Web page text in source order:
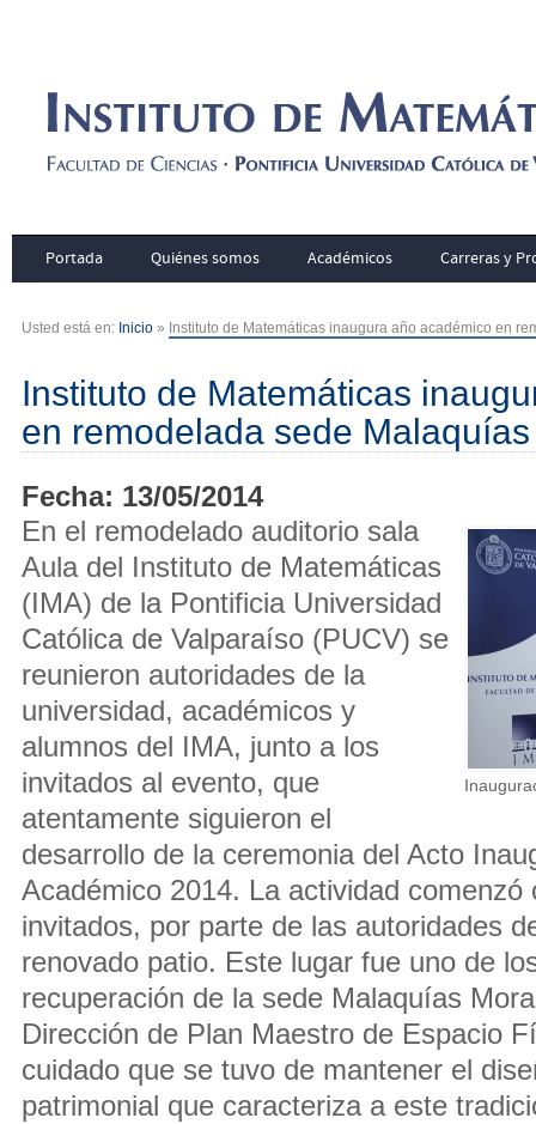
Portada Quiénes somos Académicos Carreras y
Usted está en: Inicio » Instituto de Matemáticas inaugura año académico en
Instituto de Matemáticas
en remodelada sede
Fecha: 13/05/2014
En el remodelado auditorio sala
Aula del Instituto de Matemáticas
(IMA) de la Pontificia Universidad
Católica de Valparaíso (PUCV) se
reunieron autoridades de la
universidad, académicos y
alumnos del IMA, junto a los
invitados al evento, que
atentamente siguieron el
desarrollo de la ceremonia del Acto
Académico 2014. La actividad comenzó
invitados, por parte de las autoridades
renovado patio. Este lugar fue uno de
recuperación de la sede Malaquías
Dirección de Plan Maestro de Espacio
cuidado que se tuvo de mantener el
patrimonial que caracteriza a este